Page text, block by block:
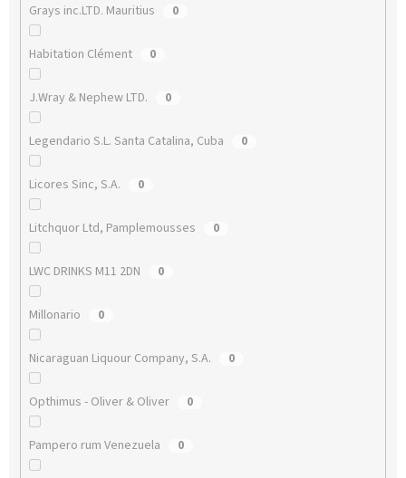
Grays inc.LTD. Mauritius 0
Habitation Clément 0
J.Wray & Nephew LTD. 0
Legendario S.L. Santa Catalina, Cuba 0
Licores Sinc, S.A. 0
Litchquor Ltd, Pamplemousses 0
LWC DRINKS M11 2DN 0
Millonario 0
Nicaraguan Liquour Company, S.A. 0
Opthimus - Oliver & Oliver 0
Pampero rum Venezuela 0